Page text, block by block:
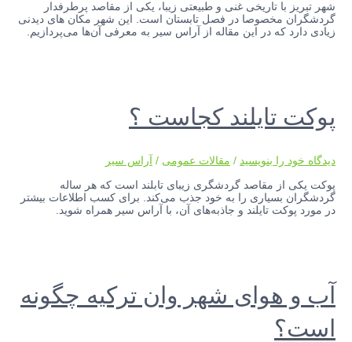
شهر تبریز با تاریخی غنی و طبیعتی زیبا، یکی از مقاصد پرطرفدار
گردشگران مخصوصا در فصل تابستان است. این شهر مکان های دیدنی
زیادی دارد که در این مقاله از آراس سیر به معرفی آن‌ها می‌پردازیم.
پوکت تایلند کجاست ؟
دیدگاه‌ خود را بنویسید / مقالات عمومی / آراس سیر
پوکت یکی از مقاصد گردشگری زیبای تابلند است که هر ساله
گردشگران بسیاری را به خود جذب می‌کند. برای کسب اطلاعات بیشتر
در مورد پوکت تایلند و جاذبه‌های آن، با آراس سیر همراه شوید.
آب و هوای شهر وان ترکیه چگونه
است؟